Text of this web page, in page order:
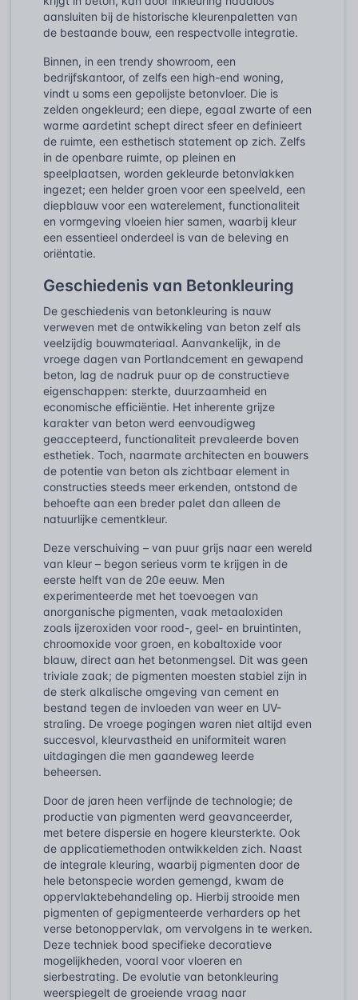
aansluiten bij de historische kleurenpaletten van
de bestaande bouw, een respectvolle integratie.
Binnen, in een trendy showroom, een
bedrijfskantoor, of zelfs een high-end woning,
vindt u soms een gepolijste betonvloer. Die is
zelden ongekleurd; een diepe, egaal zwarte of een
warme aardetint schept direct sfeer en definieert
de ruimte, een esthetisch statement op zich. Zelfs
in de openbare ruimte, op pleinen en
speelplaatsen, worden gekleurde betonvlakken
ingezet; een helder groen voor een speelveld, een
diepblauw voor een waterelement, functionaliteit
en vormgeving vloeien hier samen, waarbij kleur
een essentieel onderdeel is van de beleving en
oriëntatie.
Geschiedenis van Betonkleuring
De geschiedenis van betonkleuring is nauw
verweven met de ontwikkeling van beton zelf als
veelzijdig bouwmateriaal. Aanvankelijk, in de
vroege dagen van Portlandcement en gewapend
beton, lag de nadruk puur op de constructieve
eigenschappen: sterkte, duurzaamheid en
economische efficiëntie. Het inherente grijze
karakter van beton werd eenvoudigweg
geaccepteerd, functionaliteit prevaleerde boven
esthetiek. Toch, naarmate architecten en bouwers
de potentie van beton als zichtbaar element in
constructies steeds meer erkenden, ontstond de
behoefte aan een breder palet dan alleen de
natuurlijke cementkleur.
Deze verschuiving – van puur grijs naar een wereld
van kleur – begon serieus vorm te krijgen in de
eerste helft van de 20e eeuw. Men
experimenteerde met het toevoegen van
anorganische pigmenten, vaak metaaloxiden
zoals ijzeroxiden voor rood-, geel- en bruintinten,
chroomoxide voor groen, en kobaltoxide voor
blauw, direct aan het betonmengsel. Dit was geen
triviale zaak; de pigmenten moesten stabiel zijn in
de sterk alkalische omgeving van cement en
bestand tegen de invloeden van weer en UV-
straling. De vroege pogingen waren niet altijd even
succesvol, kleurvastheid en uniformiteit waren
uitdagingen die men gaandeweg leerde
beheersen.
Door de jaren heen verfijnde de technologie; de
productie van pigmenten werd geavanceerder,
met betere dispersie en hogere kleursterkte. Ook
de applicatiemethoden ontwikkelden zich. Naast
de integrale kleuring, waarbij pigmenten door de
hele betonspecie worden gemengd, kwam de
oppervlaktebehandeling op. Hierbij strooide men
pigmenten of gepigmenteerde verharders op het
verse betonoppervlak, om vervolgens in te werken.
Deze techniek bood specifieke decoratieve
mogelijkheden, vooral voor vloeren en
sierbestrating. De evolutie van betonkleuring
weerspiegelt de groeiende vraag naar